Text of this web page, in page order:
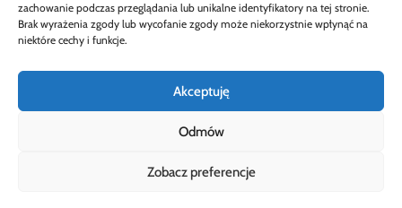
zachowanie podczas przeglądania lub unikalne identyfikatory na tej stronie.
Brak wyrażenia zgody lub wycofanie zgody może niekorzystnie wpłynąć na
niektóre cechy i funkcje.
Akceptuję
Odmów
Zobacz preferencje
Dostępność